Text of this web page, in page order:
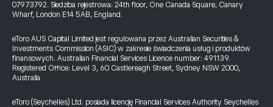
07973792. Siedziba rejestrowa: 24th floor, One Canada Square, Canary
Wharf, London E14 5AB, England.
eToro AUS Capital Limited jest regulowana przez Australian Securities &
Investments Commission (ASIC) w zakresie świadczenia usług i produktów
finansowych. Australian Financial Services Licence number: 491139.
Registered Office: Level 3, 60 Castlereagh Street, Sydney NSW 2000,
Australia
eToro (Seychelles) Ltd. posiada licencję Financial Services Authority Seychelles